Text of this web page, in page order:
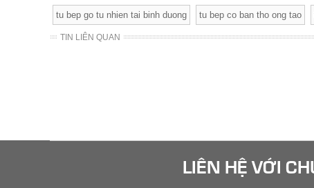
tu bep go tu nhien tai binh duong tu bep co ban tho ong tao
TIN LIÊN QUAN
LIÊN HỆ VỚI